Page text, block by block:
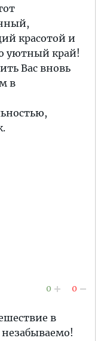
красотой и
уютный край!
Вас вновь
в
0 0
в